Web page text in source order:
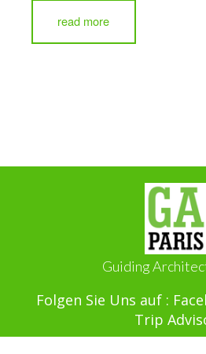
read more
Guiding
Folgen Sie Uns auf :
Trip